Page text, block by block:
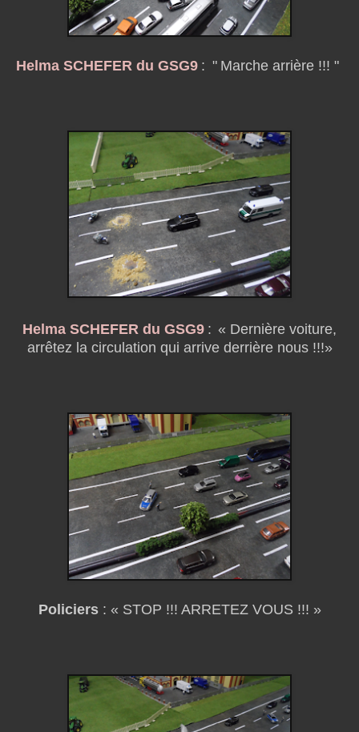
Helma SCHEFER du GSG9 : " Marche arrière !!! "
Helma SCHEFER du GSG9 : « Dernière voiture,
arrêtez la circulation qui arrive derrière nous !!!»
Policiers: « STOP !!! ARRETEZ VOUS !!! »